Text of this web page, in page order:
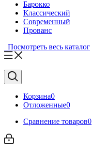
Барокко
Классический
Современный
Прованс
Посмотреть весь каталог
Корзина0
Отложенные0
Сравнение товаров0